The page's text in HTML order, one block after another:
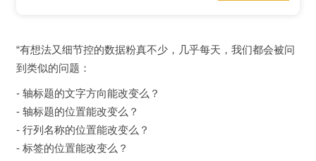
“有想法又细节控的数据粉真不少，几乎每天，我们都会被问
到类似的问题：
- 轴标题的文字方向能改变么？
- 轴标题的位置能改变么？
- 行列名称的位置能改变么？
- 标签的位置能改变么？